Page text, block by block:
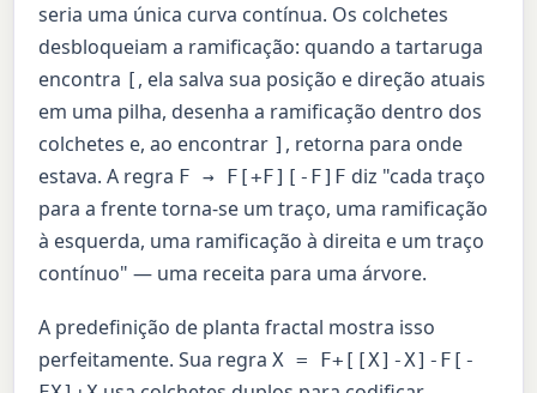
seria uma única curva contínua. Os colchetes
desbloqueiam a ramificação: quando a tartaruga
encontra [ , ela salva sua posição e direção atuais
em uma pilha, desenha a ramificação dentro dos
colchetes e, ao encontrar ] , retorna para onde
estava. A regra F → F[+F][-F]F diz "cada traço
para a frente torna-se um traço, uma ramificação
à esquerda, uma ramificação à direita e um traço
contínuo" — uma receita para uma árvore.
A predefinição de planta fractal mostra isso
perfeitamente. Sua regraX = F+[[X]-X]-F[-